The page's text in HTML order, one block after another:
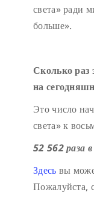
света» ради
больше».
Сколько раз
на
Это число
света» к
52 562 раза
Здесь вы
Пожалуйста,